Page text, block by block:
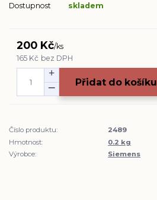
Dostupnost skladem
200 Kč/ks
165 Kč bez DPH
Přidat do košíku
Číslo produktu:
2489
Hmotnost:
0.2 kg
Výrobce:
Siemens